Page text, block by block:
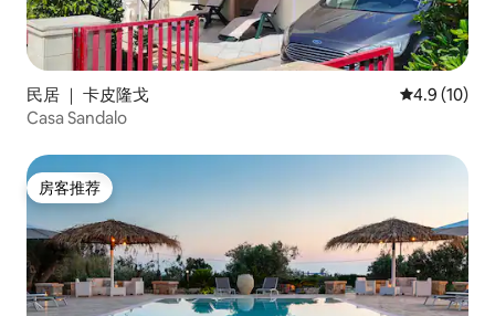
民居 ｜ 卡皮隆戈 平均评分
4.9 (10)
Casa Sandalo
房客推荐
房客推荐